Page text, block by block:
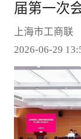
届第一次
上海市工商联
2026-06-29